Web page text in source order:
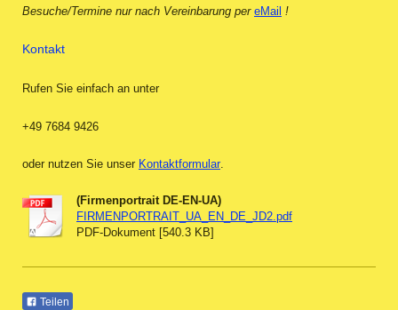
Besuche/Termine nur nach Vereinbarung per eMail !
Kontakt
Rufen Sie einfach an unter
+49 7684 9426
oder nutzen Sie unser Kontaktformular.
(Firmenportrait DE-EN-UA)
FIRMENPORTRAIT_UA_EN_DE_JD2.pdf
PDF-Dokument [540.3 KB]
Teilen